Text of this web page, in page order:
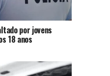
por jovens
18 anos